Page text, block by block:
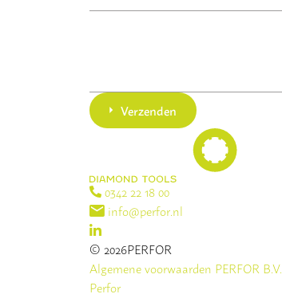
Verzenden
0342 22 18 00
info@perfor.nl
© 2026PERFOR
Algemene voorwaarden PERFOR B.V.
Perfor